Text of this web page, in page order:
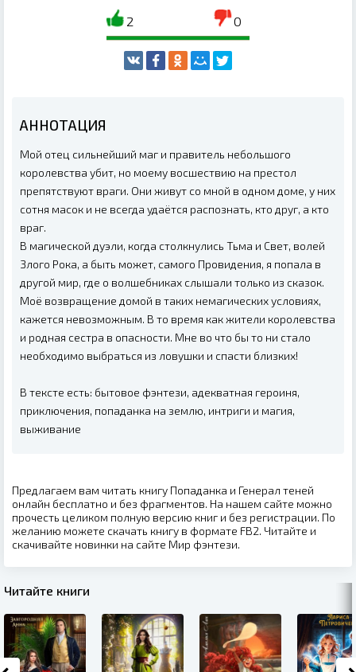
2 0
АННОТАЦИЯ
Мой отец сильнейший маг и правитель небольшого
королевства убит, но моему восшествию на престол
препятствуют враги. Они живут со мной в одном доме, у них
сотня масок и не всегда удаётся распознать, кто друг, а кто
враг.
В магической дуэли, когда столкнулись Тьма и Свет, волей
Злого Рока, а быть может, самого Провидения, я попала в
другой мир, где о волшебниках слышали только из сказок.
Моё возвращение домой в таких немагических условиях,
кажется невозможным. В то время как жители королевства
и родная сестра в опасности. Мне во что бы то ни стало
необходимо выбраться из ловушки и спасти близких!
В тексте есть: бытовое фэнтези, адекватная героиня,
приключения, попаданка на землю, интриги и магия,
выживание
Предлагаем вам читать книгу Попаданка и Генерал теней
онлайн бесплатно и без фрагментов. На нашем сайте можно
прочесть целиком полную версию книг и без регистрации. По
желанию можете скачать книгу в формате FB2. Читайте и
скачивайте новинки на сайте Мир фэнтези.
Читайте книги